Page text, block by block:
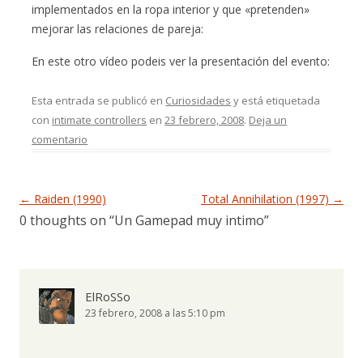
implementados en la ropa interior y que «pretenden»
mejorar las relaciones de pareja:
En este otro vídeo podeis ver la presentación del evento:
Esta entrada se publicó en Curiosidades y está etiquetada
con intimate controllers en23 febrero, 2008. Deja un
comentario
Navegación de entradas
← Raiden (1990) Total Annihilation (1997) →
0 thoughts on “Un Gamepad muy intimo”
ElRoSSo
23 febrero, 2008 a las 5:10 pm